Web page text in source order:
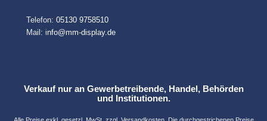
Telefon: 05130 9758510
Mail: info@mm-display.de
Verkauf nur an Gewerbetreibende, Handel, Behörden
und Institutionen.